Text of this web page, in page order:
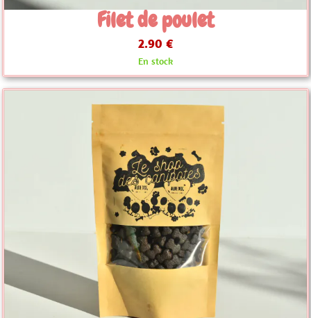
Filet de poulet
2.90 €
En stock